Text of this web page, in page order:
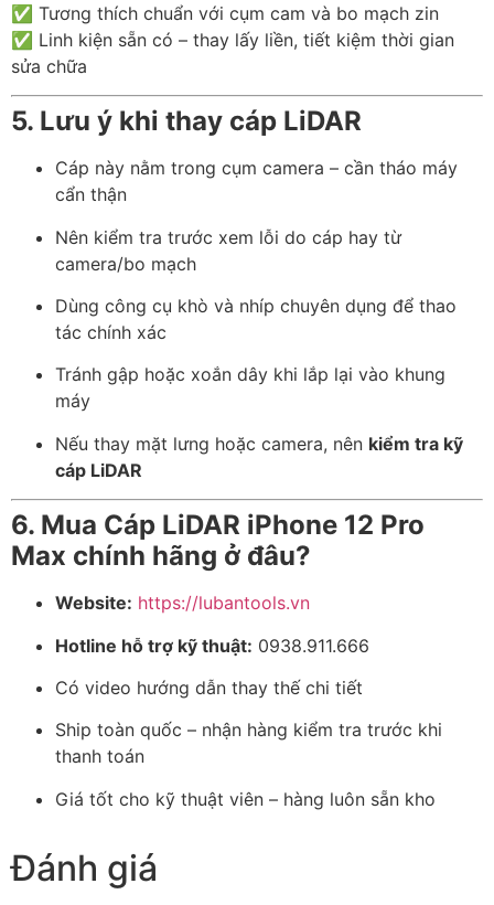
✅ Tương thích chuẩn với cụm cam và bo mạch zin
✅ Linh kiện sẵn có – thay lấy liền, tiết kiệm thời gian
sửa chữa
5. Lưu ý khi thay cáp LiDAR
Cáp này nằm trong cụm camera – cần tháo máy
cẩn thận
Nên kiểm tra trước xem lỗi do cáp hay từ
camera/bo mạch
Dùng công cụ khò và nhíp chuyên dụng để thao
tác chính xác
Tránh gập hoặc xoắn dây khi lắp lại vào khung
máy
Nếu thay mặt lưng hoặc camera, nên kiểm tra kỹ
cáp LiDAR
6. Mua Cáp LiDAR iPhone 12 Pro
Max chính hãng ở đâu?
Website: https://lubantools.vn
Hotline hỗ trợ kỹ thuật: 0938.911.666
Có video hướng dẫn thay thế chi tiết
Ship toàn quốc – nhận hàng kiểm tra trước khi
thanh toán
Giá tốt cho kỹ thuật viên – hàng luôn sẵn kho
Đánh giá